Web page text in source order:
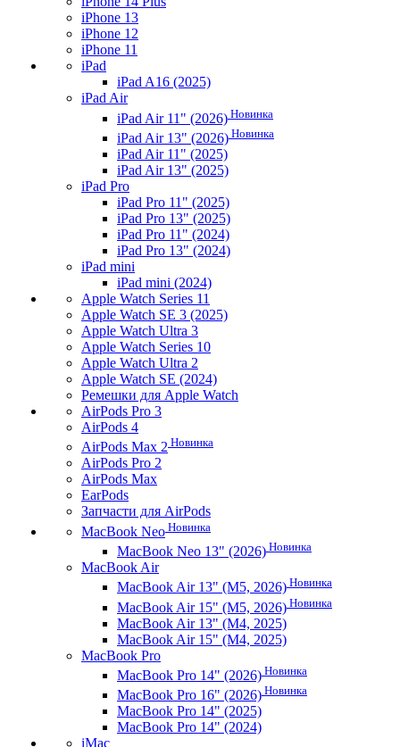
iPhone 13
iPhone 12
iPhone 11
iPad
iPad A16 (2025)
iPad Air
iPad Air 11" (2026) Новинка
iPad Air 13" (2026) Новинка
iPad Air 11" (2025)
iPad Air 13" (2025)
iPad Pro
iPad Pro 11" (2025)
iPad Pro 13" (2025)
iPad Pro 11" (2024)
iPad Pro 13" (2024)
iPad mini
iPad mini (2024)
Apple Watch Series 11
Apple Watch SE 3 (2025)
Apple Watch Ultra 3
Apple Watch Series 10
Apple Watch Ultra 2
Apple Watch SE (2024)
Ремешки для Apple Watch
AirPods Pro 3
AirPods 4
AirPods Max 2 Новинка
AirPods Pro 2
AirPods Max
EarPods
Запчасти для AirPods
MacBook Neo Новинка
MacBook Neo 13" (2026) Новинка
MacBook Air
MacBook Air 13" (M5, 2026) Новинка
MacBook Air 15" (M5, 2026) Новинка
MacBook Air 13" (M4, 2025)
MacBook Air 15" (M4, 2025)
MacBook Pro
MacBook Pro 14" (2026) Новинка
MacBook Pro 16" (2026) Новинка
MacBook Pro 14" (2025)
MacBook Pro 14" (2024)
iMac